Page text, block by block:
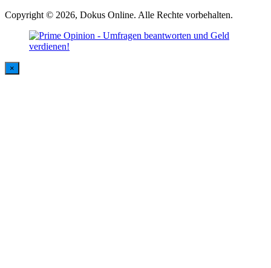
Copyright © 2026, Dokus Online. Alle Rechte vorbehalten.
×